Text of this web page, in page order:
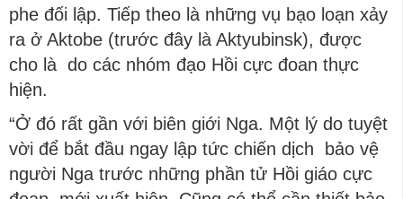
phe đối lập. Tiếp theo là những vụ bạo loạn xảy
ra ở Aktobe (trước đây là Aktyubinsk), được
cho là do các nhóm đạo Hồi cực đoan thực
hiện.
“Ở đó rất gần với biên giới Nga. Một lý do tuyệt
vời để bắt đầu ngay lập tức chiến dịch bảo vệ
người Nga trước những phần tử Hồi giáo cực